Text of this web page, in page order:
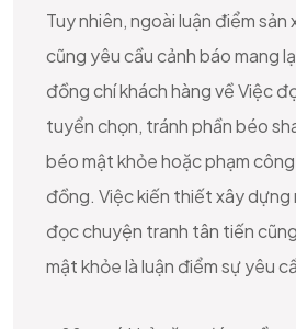
Tuy nhiên, ngoài luận điểm
cũng yêu cầu cảnh báo mang
đồng chí khách hàng về Việc
tuyển chọn, tránh phần béo
béo mật khỏe hoặc phạm
đồng. Việc kiến thiết xây
đọc chuyện tranh tân tiến
mật khỏe là luận điểm sự yêu